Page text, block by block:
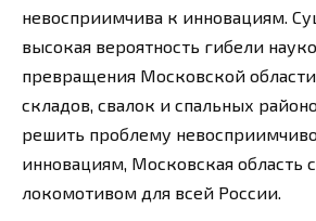
невосприимчива к инновациям.
высокая вероятность гибели
превращения Московской
складов, свалок и спальных
решить проблему
инновациям, Московская область
локомотивом для всей России.